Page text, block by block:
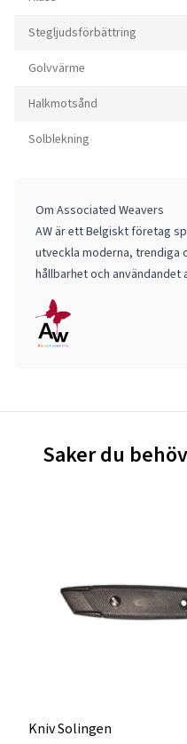
Stegljudsförbättring
Golvvärme
Halkmotsånd
Solblekning
Om Associated Weavers
AW är ett Belgiskt företag
utveckla moderna, trendiga
hållbarhet och användandet
Saker du
Kniv Solingen